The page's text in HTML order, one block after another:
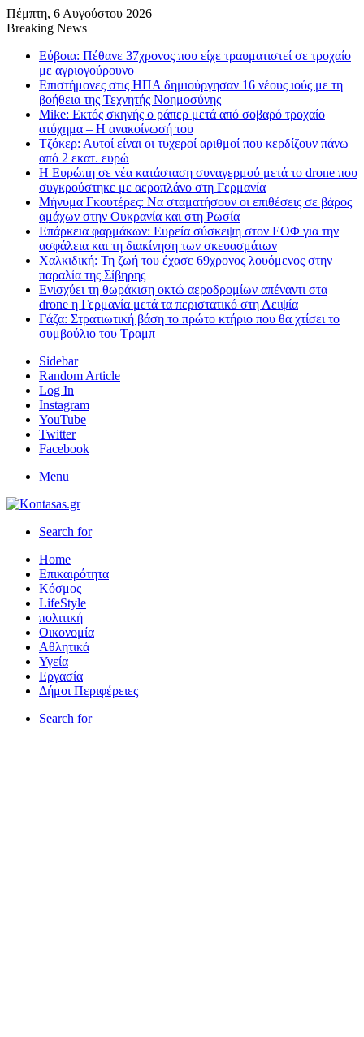
Πέμπτη, 6 Αυγούστου 2026
Breaking News
Εύβοια: Πέθανε 37χρονος που είχε τραυματιστεί σε τροχαίο
με αγριογούρουνο
Επιστήμονες στις ΗΠΑ δημιούργησαν 16 νέους ιούς με τη
βοήθεια της Τεχνητής Νοημοσύνης
Mike: Εκτός σκηνής ο ράπερ μετά από σοβαρό τροχαίο
ατύχημα – Η ανακοίνωσή του
Τζόκερ: Αυτοί είναι οι τυχεροί αριθμοί που κερδίζουν πάνω
από 2 εκατ. ευρώ
Η Ευρώπη σε νέα κατάσταση συναγερμού μετά το drone που
συγκρούστηκε με αεροπλάνο στη Γερμανία
Μήνυμα Γκουτέρες: Να σταματήσουν οι επιθέσεις σε βάρος
αμάχων στην Ουκρανία και στη Ρωσία
Επάρκεια φαρμάκων: Ευρεία σύσκεψη στον ΕΟΦ για την
ασφάλεια και τη διακίνηση των σκευασμάτων
Χαλκιδική: Τη ζωή του έχασε 69χρονος λουόμενος στην
παραλία της Σίβηρης
Ενισχύει τη θωράκιση οκτώ αεροδρομίων απέναντι στα
drone η Γερμανία μετά τα περιστατικό στη Λειψία
Γάζα: Στρατιωτική βάση το πρώτο κτήριο που θα χτίσει το
συμβούλιο του Τραμπ
Sidebar
Random Article
Log In
Instagram
YouTube
Twitter
Facebook
Menu
Search for
Home
Επικαιρότητα
Κόσμος
LifeStyle
πολιτική
Οικονομία
Αθλητικά
Υγεία
Εργασία
Δήμοι Περιφέρειες
Search for